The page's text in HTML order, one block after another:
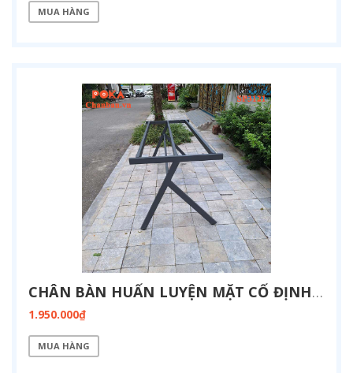
MUA HÀNG
CHÂN BÀN HUẤN LUYỆN MẶT CỐ ĐỊNH KT 800X1900-FZ13-1900
1.950.000₫
MUA HÀNG